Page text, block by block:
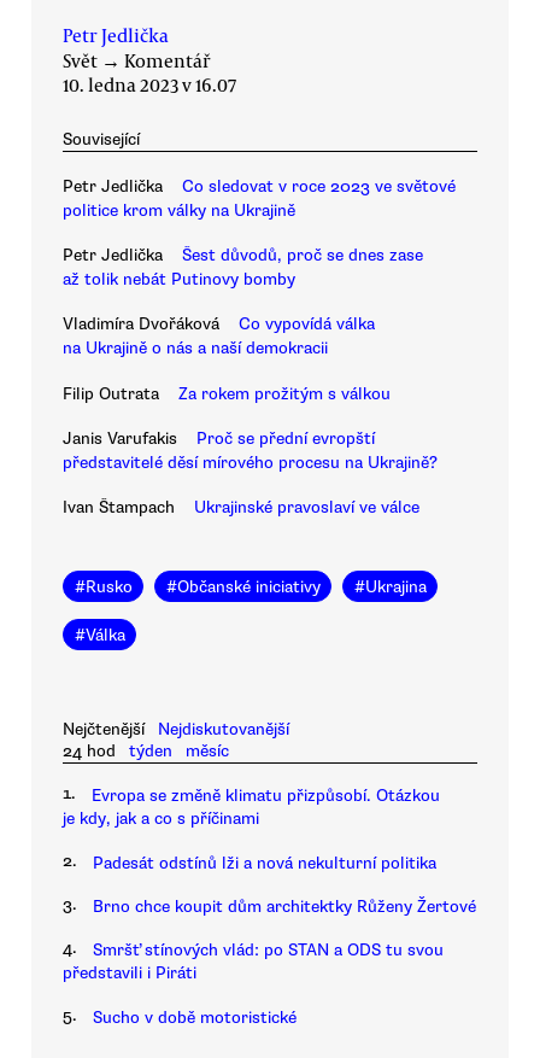
Petr Jedlička
Svět → Komentář
10. ledna 2023 v 16.07
Související
Petr Jedlička
Co sledovat v roce 2023 ve světové
politice krom války na Ukrajině
Petr Jedlička
Šest důvodů, proč se dnes zase
až tolik nebát Putinovy bomby
Vladimíra Dvořáková
Co vypovídá válka
na Ukrajině o nás a naší demokracii
Filip Outrata Za rokem prožitým s válkou
Janis Varufakis
Proč se přední evropští
představitelé děsí mírového procesu na Ukrajině?
Ivan Štampach Ukrajinské pravoslaví ve válce
#Rusko #Občanské iniciativy #Ukrajina
#Válka
Nejčtenější
Nejdiskutovanější
24 hod
týden měsíc
1.
Evropa se změně klimatu přizpůsobí. Otázkou
je kdy, jak a co s příčinami
2. Padesát odstínů lži a nová nekulturní politika
3. Brno chce koupit dům architektky Růženy Žertové
4.
Smršť stínových vlád: po STAN a ODS tu svou
představili i Piráti
5. Sucho v době motoristické